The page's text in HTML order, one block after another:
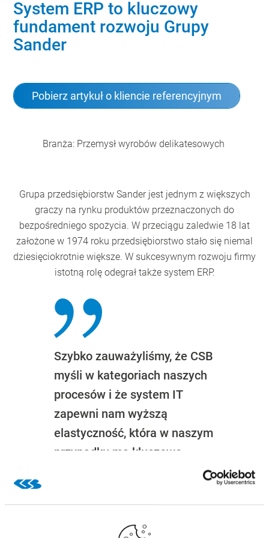
System ERP to kluczowy
fundament rozwoju Grupy
Sander
Pobierz artykuł o kliencie referencyjnym
Branża: Przemysł wyrobów delikatesowych
Grupa przedsiębiorstw Sander jest jednym z większych
graczy na rynku produktów przeznaczonych do
bezpośredniego spożycia. W przeciągu zaledwie 18 lat
założone w 1974 roku przedsiębiorstwo stało się niemal
dziesięciokrotnie większe. W sukcesywnym rozwoju firmy
istotną rolę odegrał także system ERP.
Szybko zauważyliśmy, że CSB
myśli w kategoriach naszych
procesów i że system IT
zapewni nam wyższą
elastyczność, która w naszym
przypadku ma kluczowe
trwałości naszych